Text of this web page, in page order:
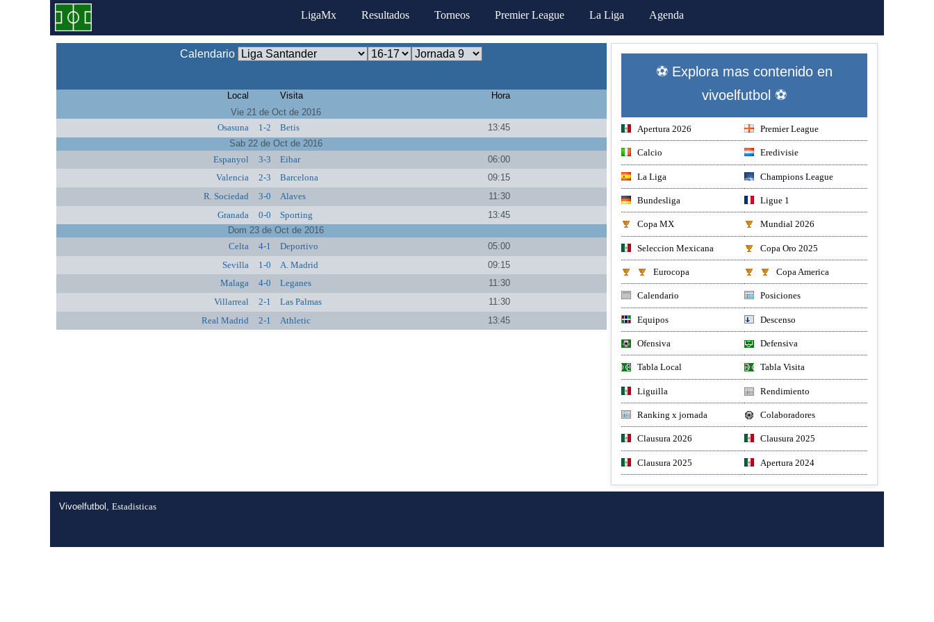
LigaMx Resultados Torneos Premier League La Liga Agenda
Calendario
Local Visita
Hora
Vie 21 de Oct de 2016
Osasuna
1-2 Betis
13:45
Sab 22 de Oct de 2016
Espanyol
3-3 Eibar
06:00
Valencia
2-3 Barcelona
09:15
R. Sociedad
3-0 Alaves
11:30
Granada
0-0 Sporting
13:45
Dom 23 de Oct de 2016
Celta
4-1 Deportivo
05:00
Sevilla
1-0 A. Madrid
09:15
Malaga
4-0 Leganes
11:30
Villarreal
2-1 Las Palmas
11:30
Real Madrid
2-1 Athletic 13:45
⚽ Explora mas contenido en
vivoelfutbol ⚽
Apertura 2026 Premier League
Calcio Eredivisie
La Liga Champions League
Bundesliga Ligue 1
Copa MX Mundial 2026
Seleccion Mexicana Copa Oro 2025
Eurocopa Copa America
Calendario Posiciones
Equipos Descenso
Ofensiva Defensiva
Tabla Local Tabla Visita
Liguilla Rendimiento
Ranking x jornada Colaboradores
Clausura 2026 Clausura 2025
Clausura 2025 Apertura 2024
Vivoelfutbol,Estadisticas